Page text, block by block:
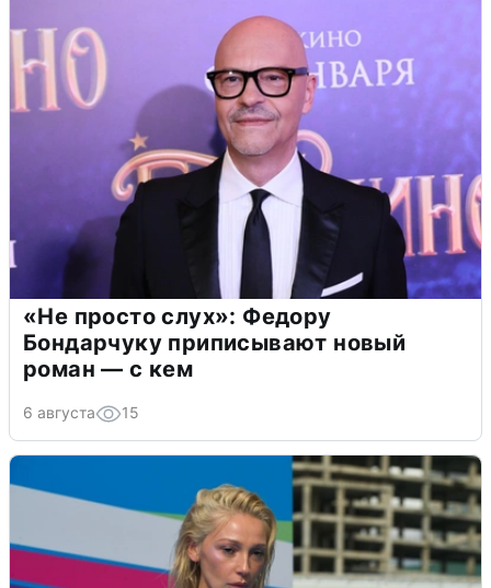
«Не просто слух»: Федору
Бондарчуку приписывают новый
роман — с кем
6 августа 15